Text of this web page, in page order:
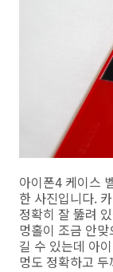
아이폰4 케이스
한 사진입니다.
정확히 잘 뚫려
멍홀이 조금 안
길 수 있는데 아
멍도 정확하고